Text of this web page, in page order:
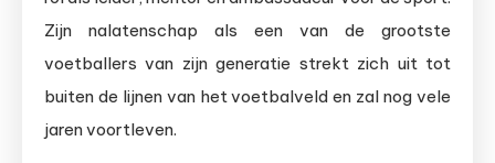
Zijn nalatenschap als een van de grootste
voetballers van zijn generatie strekt zich uit tot
buiten de lijnen van het voetbalveld en zal nog vele
jaren voortleven.